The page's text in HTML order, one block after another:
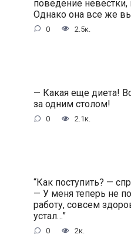
поведение невестки,
Однако она все же
0 2.5к.
— Какая еще диета!
за одним столом!
0 2.1к.
“Как поступить? —
— У меня теперь не
работу, совсем
устал…”
0 2к.